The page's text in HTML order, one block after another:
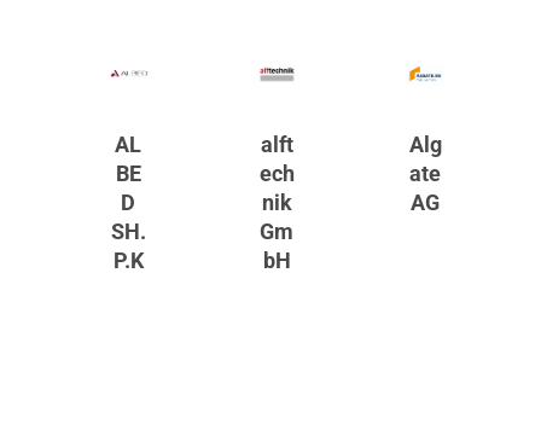
AL
BE
D
SH.
P.K
alft
ech
nik
Gm
bH
Alg
ate
AG